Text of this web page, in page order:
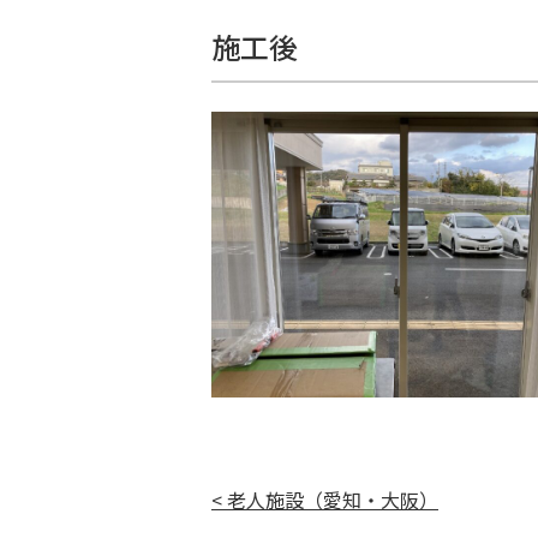
施工後
< 老人施設（愛知・大阪）